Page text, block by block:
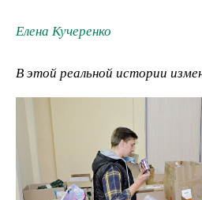
Елена Кучеренко
В этой реальной истории